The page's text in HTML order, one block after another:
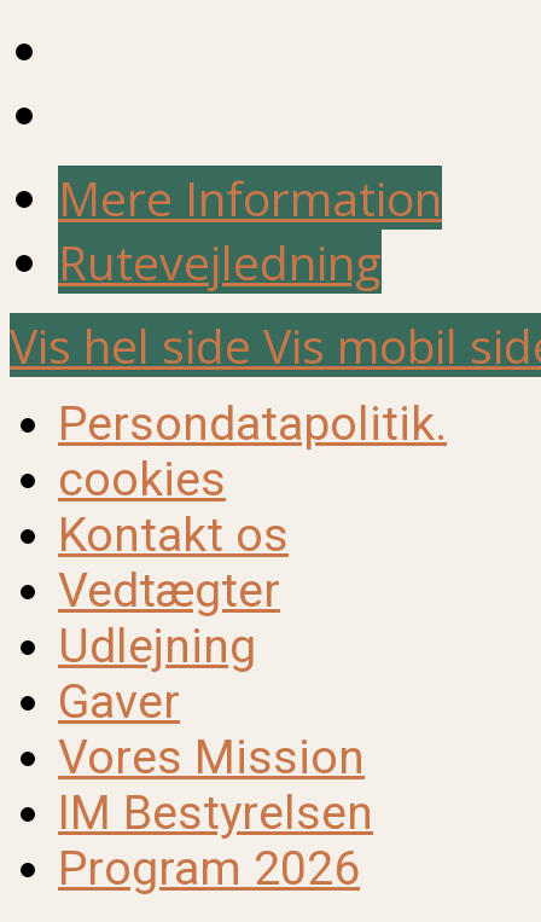
Mere Information
Rutevejledning
Vis hel side Vis mobil
Persondatapolitik.
cookies
Kontakt os
Vedtægter
Udlejning
Gaver
Vores Mission
IM Bestyrelsen
Program 2026